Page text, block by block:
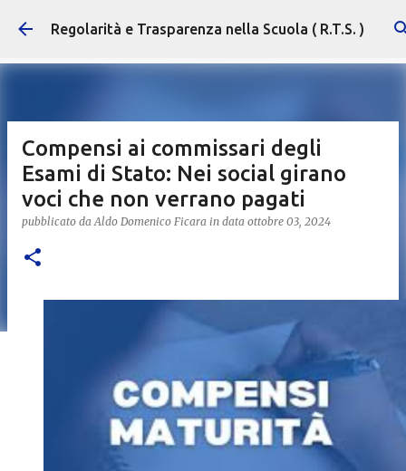
Passa ai contenuti principali
Regolarità e Trasparenza nella Scuola ( R.T.S. )
Compensi ai commissari degli
Esami di Stato: Nei social girano
voci che non verrano pagati
pubblicato daAldo Domenico Ficara in data ottobre 03, 2024